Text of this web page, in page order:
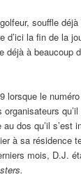
souffle
d’ici la fin de la
déjà à beaucoup
lorsque le
organisateurs
dos qu’il s’est
à sa résidence
mois, D.J.